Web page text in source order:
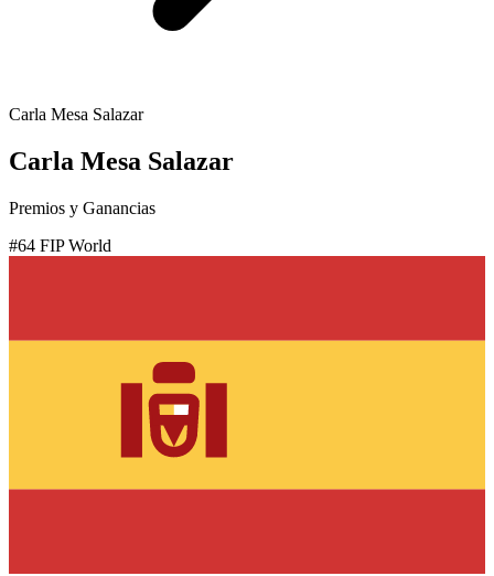
Carla Mesa Salazar
Carla Mesa Salazar
Premios y Ganancias
#64 FIP World